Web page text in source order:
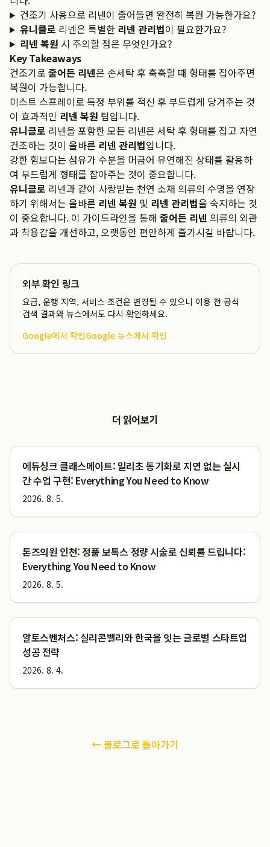
건조기 사용으로 리넨이 줄어들면 완전히 복원 가능한가요?
유니클로 리넨은 특별한 리넨 관리법이 필요한가요?
리넨 복원 시 주의할 점은 무엇인가요?
Key Takeaways
건조기로 줄어든 리넨은 손세탁 후 축축할 때 형태를 잡아주면
복원이 가능합니다.
미스트 스프레이로 특정 부위를 적신 후 부드럽게 당겨주는 것
이 효과적인 리넨 복원 팁입니다.
유니클로 리넨을 포함한 모든 리넨은 세탁 후 형태를 잡고 자연
건조하는 것이 올바른 리넨 관리법입니다.
강한 힘보다는 섬유가 수분을 머금어 유연해진 상태를 활용하
여 부드럽게 형태를 잡아주는 것이 중요합니다.
유니클로 리넨과 같이 사랑받는 천연 소재 의류의 수명을 연장
하기 위해서는 올바른 리넨 복원 및 리넨 관리법을 숙지하는 것
이 중요합니다. 이 가이드라인을 통해 줄어든 리넨 의류의 외관
과 착용감을 개선하고, 오랫동안 편안하게 즐기시길 바랍니다.
외부 확인 링크
요금, 운행 지역, 서비스 조건은 변경될 수 있으니 이용 전 공식
검색 결과와 뉴스에서도 다시 확인하세요.
Google에서 확인Google 뉴스에서 확인
더 읽어보기
에듀싱크 클래스메이트: 밀리초 동기화로 지연 없는 실시
간 수업 구현: Everything You Need to Know
2026. 8. 5.
톤즈의원 인천: 정품 보톡스 정량 시술로 신뢰를 드립니다:
Everything You Need to Know
2026. 8. 5.
알토스벤처스: 실리콘밸리와 한국을 잇는 글로벌 스타트업
성공 전략
2026. 8. 4.
← 블로그로 돌아가기